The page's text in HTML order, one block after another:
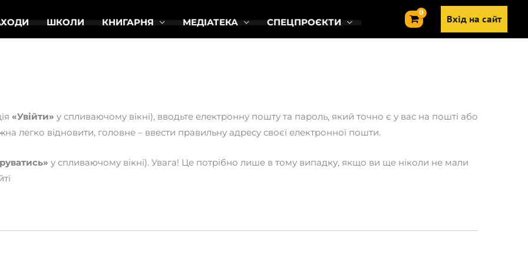
ШКОЛИ КНИГАРНЯ МЕДІАТЕКА СПЕЦПРОЄКТИ Вхід на сайт
«Увійти» у спливаючому вікні), вводьте електронну пошту та пароль, який точно є у вас на пошті або
легко відновити, головне – ввести правильну адресу своєї електронної пошти.
у спливаючому вікні). Увага! Це потрібно лише в тому випадку, якщо ви ще ніколи не мали